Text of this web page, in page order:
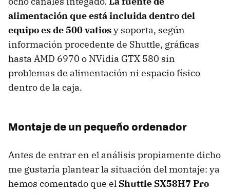
alimentación que está incluida dentro del
equipo es de 500 vatiosy soporta, según
información procedente de Shuttle, gráficas
hasta AMD 6970 o NVidia GTX 580 sin
problemas de alimentación ni espacio físico
dentro de la caja.
Montaje de un pequeño ordenador
Antes de entrar en el análisis propiamente dicho
me gustaría plantear la situación del montaje: ya
hemos comentado que el Shuttle SX58H7 Pro